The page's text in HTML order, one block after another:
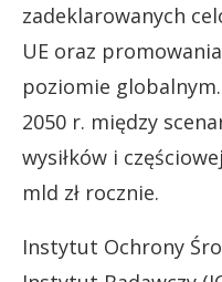
zadeklarowanych
UE oraz
poziomie
2050 r. między
wysiłków i
mld zł rocznie.
Instytut Ochrony